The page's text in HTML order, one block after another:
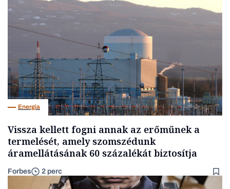
Energia
Vissza kellett fogni annak az erőműnek a
termelését, amely szomszédunk
áramellátásának 60 százalékát biztosítja
Forbes 2 perc